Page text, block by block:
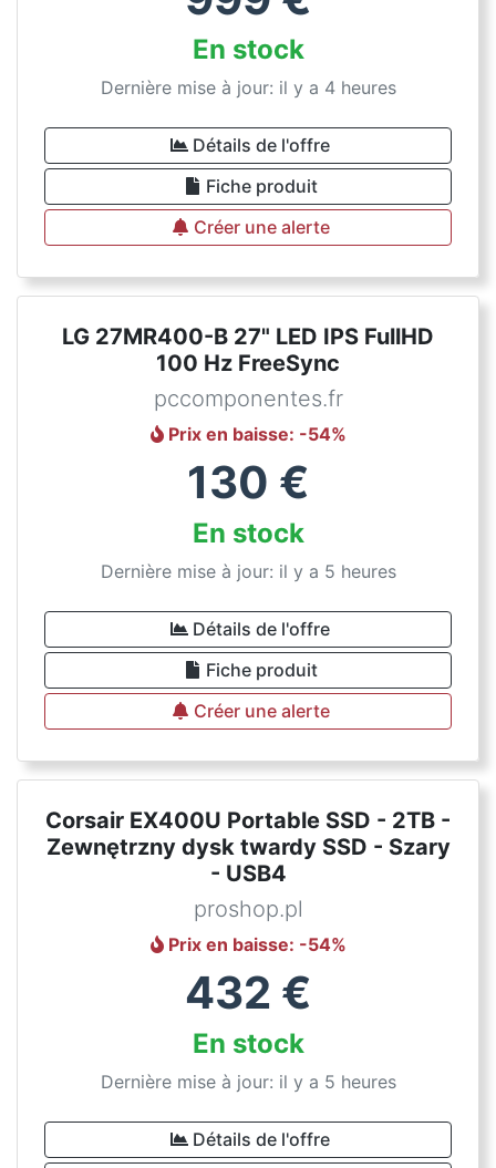
En stock
Dernière mise à jour: il y a 4 heures
Détails de l'offre
Fiche produit
Créer une alerte
LG 27MR400-B 27" LED IPS FullHD
100 Hz FreeSync
pccomponentes.fr
Prix en baisse: -54%
130 €
En stock
Dernière mise à jour: il y a 5 heures
Détails de l'offre
Fiche produit
Créer une alerte
Corsair EX400U Portable SSD - 2TB -
Zewnętrzny dysk twardy SSD - Szary
- USB4
proshop.pl
Prix en baisse: -54%
432 €
En stock
Dernière mise à jour: il y a 5 heures
Détails de l'offre